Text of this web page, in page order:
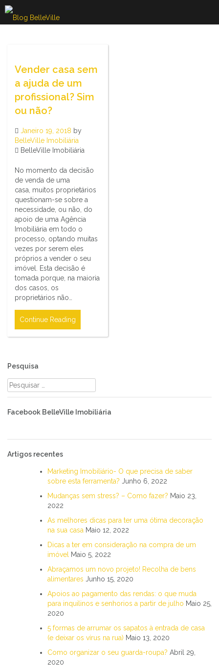
Skip
to
content
Vender casa sem
a ajuda de um
profissional? Sim
ou não?
Janeiro 19, 2018 by
BelleVille Imobiliária
BelleVille Imobiliária
No momento da decisão
de venda de uma
casa, muitos proprietários
questionam-se sobre a
necessidade, ou não, do
apoio de uma Agência
Imobiliária em todo o
processo, optando muitas
vezes por serem eles
próprios a vender o seu
imóvel. Esta decisão é
tomada porque, na maioria
dos casos, os
proprietários não…
Continue Reading
Pesquisa
Pesquisar
por:
Facebook BelleVille Imobiliária
Artigos recentes
Marketing Imobiliário- O que precisa de saber
sobre esta ferramenta? Junho 6, 2022
Mudanças sem stress? – Como fazer? Maio 23,
2022
As melhores dicas para ter uma ótima decoração
na sua casa Maio 12, 2022
Dicas a ter em consideração na compra de um
imóvel Maio 5, 2022
Abraçamos um novo projeto! Recolha de bens
alimentares Junho 15, 2020
Apoios ao pagamento das rendas: o que muda
para inquilinos e senhorios a partir de julho Maio 25,
2020
5 formas de arrumar os sapatos à entrada de casa
(e deixar os vírus na rua) Maio 13, 2020
Como organizar o seu guarda-roupa? Abril 29,
2020